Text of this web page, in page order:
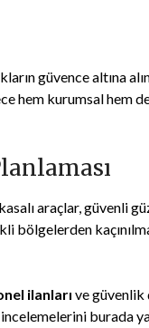
güvence altına
hem kurumsal hem
araçlar, güvenli
bölgelerden
ilanları ve güvenlik
burada